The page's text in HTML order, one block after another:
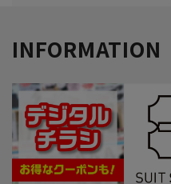
INFORMATION